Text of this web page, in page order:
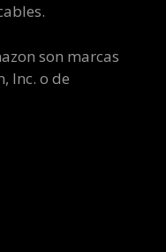
son marcas
Inc. o de